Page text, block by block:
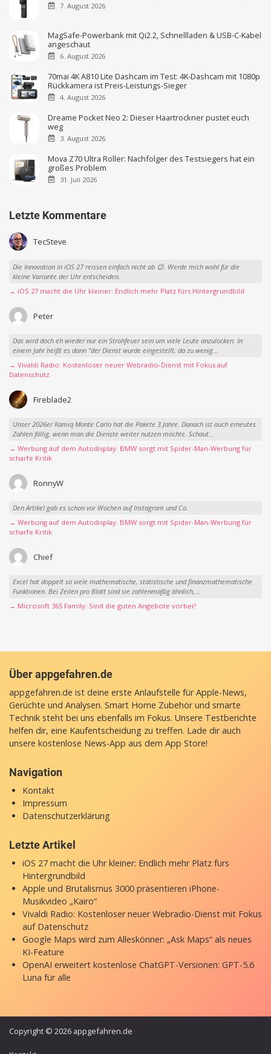
7. August 2026
MagSafe-Powerbank mit Qi2.2, Schnellladen & USB-C-Kabel
angeschaut
6. August 2026
70mai 4K A810 Lite Dashcam im Test: 4K-Dashcam mit 1080p
Rückkamera ist Preis-Leistungs-Sieger
4. August 2026
Dreame Pocket Neo 2: Dieser Haartrockner pustet euch
weg
3. August 2026
Mova Z70 Ultra Roller: Nachfolger des Testsiegers hat ein
großes Problem
31. Juli 2026
Letzte Kommentare
TecSteve
Die Innovation in iOS 27 reissen einfach nicht ab 😉. Werde mich wohl für die
kleine Variante der Uhr entscheiden.
→ iOS 27 macht die Uhr kleiner: Endlich mehr Platz fürs Hintergrundbild
Peter
Das wird doch eh wieder nur ein Strohfeuer sein um viele Leute anzulocken. In
einem Jahr heißt es dann "der Dienst wurde eingestellt, da zu wenig...
→ Vivaldi Radio: Kostenloser neuer Webradio-Dienst mit Fokus auf
Datenschutz
Fireblade2
Unser 2026er Kamiq Monte Carlo hat die Pakete 3 Jahre. Danach ist auch erneutes
Zahlen fällig, wenn man die Dienste weiter nutzen möchte. Schaut...
→ Werbung auf dem Autodisplay: BMW sorgt mit Spider-Man-Werbung für
scharfe Kritik
RonnyW
Den Artikel gab es schon vor Wochen auf Instagram und Co.
→ Werbung auf dem Autodisplay: BMW sorgt mit Spider-Man-Werbung für
scharfe Kritik
Chief
Excel hat doppelt so viele mathematische, statistische und finanzmathematische
Funktionen. Bei Zeilen pro Blatt sind sie zahlenmäßig ähnlich,...
→ Microsoft 365 Family: Sind die guten Angebote vorbei?
Über appgefahren.de
appgefahren.de ist deine erste Anlaufstelle für Apple-News,
Gerüchte und Analysen. Smart Home Zubehör und smarte
Technik steht bei uns ebenfalls im Fokus. Unsere Testberichte
helfen dir, eine Kaufentscheidung zu treffen. Lade dir auch
unsere kostenlose News-App aus dem App Store!
Navigation
Kontakt
Impressum
Datenschutzerklärung
Letzte Artikel
iOS 27 macht die Uhr kleiner: Endlich mehr Platz fürs
Hintergrundbild
Apple und Brutalismus 3000 präsentieren iPhone-
Musikvideo „Kairo“
Vivaldi Radio: Kostenloser neuer Webradio-Dienst mit Fokus
auf Datenschutz
Google Maps wird zum Alleskönner: „Ask Maps“ als neues
KI-Feature
OpenAI erweitert kostenlose ChatGPT-Versionen: GPT-5.6
Luna für alle
Copyright © 2026 appgefahren.de